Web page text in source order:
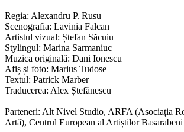
Regia: Alexandru P. Rusu
Scenografia: Lavinia Falcan
Artistul vizual: Ștefan Săcuiu
Stylingul: Marina Sarmaniuc
Muzica originală: Dani Ionescu
Afiș și foto: Marius Tudose
Textul: Patrick Marber
Traducerea: Alex Ștefănescu
Parteneri: Alt Nivel Studio, ARFA (Asociația
Artă), Centrul European al Artiștilor Basarabeni